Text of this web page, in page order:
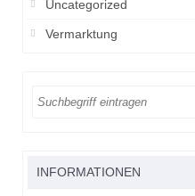
Uncategorized
Vermarktung
INFORMATIONEN